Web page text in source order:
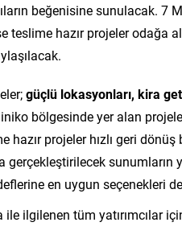
beğenisine sunulacak. 7
hazır projeler odağa
güçlü lokasyonları, kira
bölgesinde yer alan
hazır projeler hızlı geri
sunumların
en uygun seçenekleri
ilgilenen tüm yatırımcılar